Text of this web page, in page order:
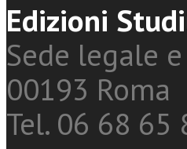
Edizioni
Sede legale
00193 Roma
Tel. 06 68 65